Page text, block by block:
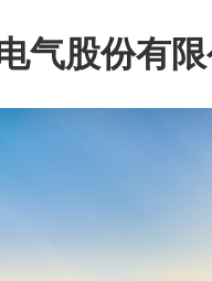
气股份有